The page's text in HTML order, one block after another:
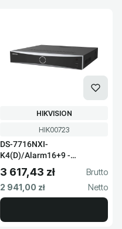
Kod produktu
HIK00723
DS-7716NXI-
K4(D)/Alarm16+9 -
Rejestrator IP
PRODUCENT
HIKVISION
Cena brutto
3 617,43 zł
Cena netto
2 941,00 zł